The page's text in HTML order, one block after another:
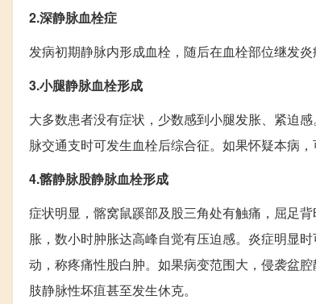
2.深静脉血栓症
发病初期静脉内形成血栓，随后在血栓部位继发炎
3.小腿静脉血栓形成
大多数患者没有症状，少数感到小腿发胀、紧迫
脉交通支时可发生血栓后综合征。如果怀疑本病，
4.髂静脉股静脉血栓形成
症状明显，髂窝鼠蹊部及股三角处有触痛，屈足
胀，数小时肿胀达高峰自觉有压迫感。炎症明显
动，称疼痛性股白肿。如果病变范围大，侵袭盆
肢静脉性坏疽甚至发生休克。